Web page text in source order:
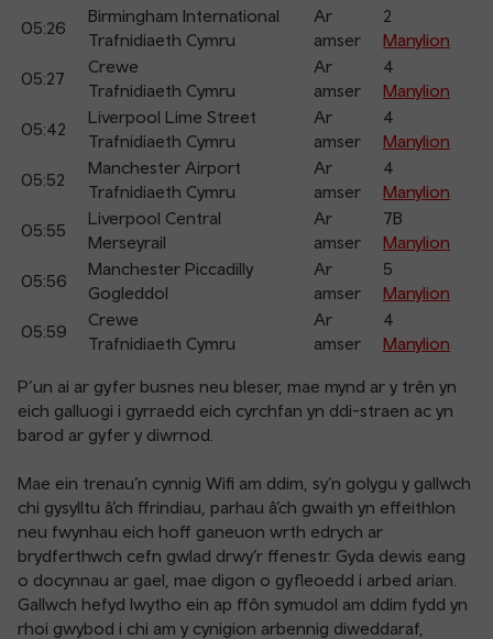
05:26
Birmingham International
Trafnidiaeth Cymru
Ar
amser
2
Manylion
05:27
Crewe
Trafnidiaeth Cymru
Ar
amser
4
Manylion
05:42
Liverpool Lime Street
Trafnidiaeth Cymru
Ar
amser
4
Manylion
05:52
Manchester Airport
Trafnidiaeth Cymru
Ar
amser
4
Manylion
05:55
Liverpool Central
Merseyrail
Ar
amser
7B
Manylion
05:56
Manchester Piccadilly
Gogleddol
Ar
amser
5
Manylion
05:59
Crewe
Trafnidiaeth Cymru
Ar
amser
4
Manylion
P’un ai ar gyfer busnes neu bleser, mae mynd ar y trên yn
eich galluogi i gyrraedd eich cyrchfan yn ddi-straen ac yn
barod ar gyfer y diwrnod.
Mae ein trenau’n cynnig Wifi am ddim, sy’n golygu y gallwch
chi gysylltu â’ch ffrindiau, parhau â’ch gwaith yn effeithlon
neu fwynhau eich hoff ganeuon wrth edrych ar
brydferthwch cefn gwlad drwy’r ffenestr. Gyda dewis eang
o docynnau ar gael, mae digon o gyfleoedd i arbed arian.
Gallwch hefyd lwytho ein ap ffôn symudol am ddim fydd yn
rhoi gwybod i chi am y cynigion arbennig diweddaraf,